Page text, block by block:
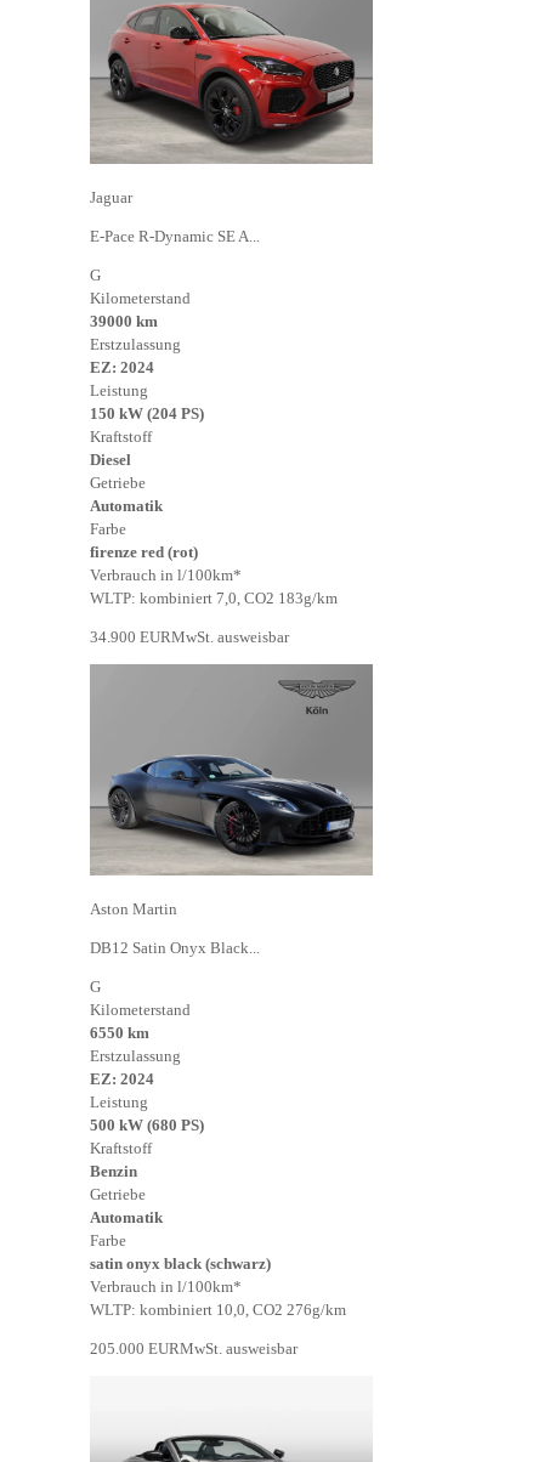
Jaguar
E-Pace R-Dynamic SE A...
G
Kilometerstand
39000 km
Erstzulassung
EZ: 2024
Leistung
150 kW (204 PS)
Kraftstoff
Diesel
Getriebe
Automatik
Farbe
firenze red (rot)
Verbrauch in l/100km*
WLTP: kombiniert 7,0, CO2 183g/km
34.900 EURMwSt. ausweisbar
Aston Martin
DB12 Satin Onyx Black...
G
Kilometerstand
6550 km
Erstzulassung
EZ: 2024
Leistung
500 kW (680 PS)
Kraftstoff
Benzin
Getriebe
Automatik
Farbe
satin onyx black (schwarz)
Verbrauch in l/100km*
WLTP: kombiniert 10,0, CO2 276g/km
205.000 EURMwSt. ausweisbar